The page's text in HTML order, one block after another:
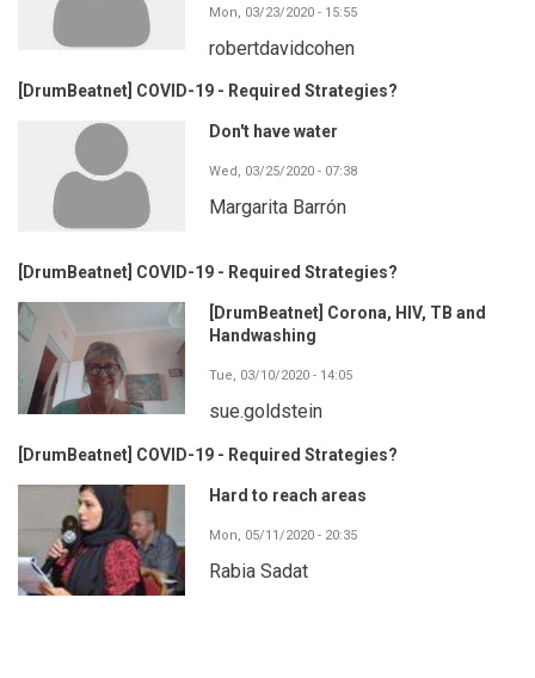
Mon, 03/23/2020 - 15:55
robertdavidcohen
[DrumBeatnet] COVID-19 - Required Strategies?
Don't have water
Wed, 03/25/2020 - 07:38
Margarita Barrón
[DrumBeatnet] COVID-19 - Required Strategies?
[DrumBeatnet] Corona, HIV, TB and
Handwashing
Tue, 03/10/2020 - 14:05
sue.goldstein
[DrumBeatnet] COVID-19 - Required Strategies?
Hard to reach areas
Mon, 05/11/2020 - 20:35
Rabia Sadat